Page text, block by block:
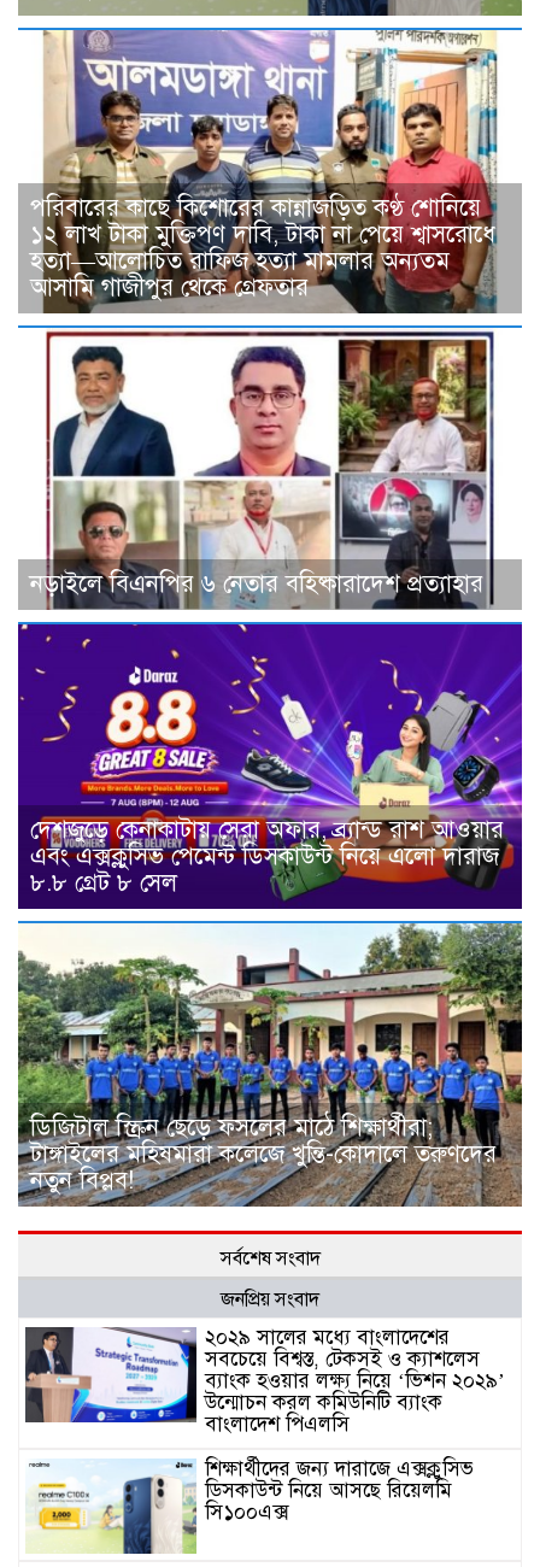
পরিবারের কাছে কিশোরের কান্নাজড়িত কণ্ঠ শোনিয়ে
১২ লাখ টাকা মুক্তিপণ দাবি, টাকা না পেয়ে শ্বাসরোধে
হত্যা—আলোচিত রাফিজ হত্যা মামলার অন্যতম
আসামি গাজীপুর থেকে গ্রেফতার
নড়াইলে বিএনপির ৬ নেতার বহিষ্কারাদেশ প্রত্যাহার
দেশজুড়ে কেনাকাটায় সেরা অফার, ব্র্যান্ড রাশ আওয়ার
এবং এক্সক্লুসিভ পেমেন্ট ডিসকাউন্ট নিয়ে এলো দারাজ
৮.৮ গ্রেট ৮ সেল
ডিজিটাল স্ক্রিন ছেড়ে ফসলের মাঠে শিক্ষার্থীরা;
টাঙ্গাইলের মহিষমারা কলেজে খুন্তি-কোদালে তরুণদের
নতুন বিপ্লব!
সর্বশেষ সংবাদ
জনপ্রিয় সংবাদ
২০২৯ সালের মধ্যে বাংলাদেশের
সবচেয়ে বিশ্বস্ত, টেকসই ও ক্যাশলেস
ব্যাংক হওয়ার লক্ষ্য নিয়ে ‘ভিশন ২০২৯’
উন্মোচন করল কমিউনিটি ব্যাংক
বাংলাদেশ পিএলসি
শিক্ষার্থীদের জন্য দারাজে এক্সক্লুসিভ
ডিসকাউন্ট নিয়ে আসছে রিয়েলমি
সি১০০এক্স